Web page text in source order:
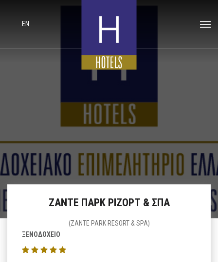
EN
ΖΑΝΤΕ ΠΑΡΚ ΡΙΖΟΡΤ & ΣΠΑ
(ZANTE PARK RESORT & SPA)
ΞΕΝΟΔΟΧΕΙΟ